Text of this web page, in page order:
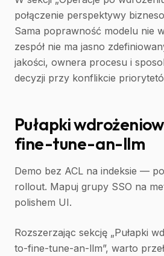
połączenie perspektywy
Sama poprawność modelu nie
zespół nie ma jasno
jakości, ownera procesu i
decyzji przy konflikcie
Pułapki
fine-tune-an-llm
Demo bez ACL na indeksie —
rollout. Mapuj grupy SSO na
polishem UI.
Rozszerzając sekcję „Pułapki
to-fine-tune-an-llm”, warto